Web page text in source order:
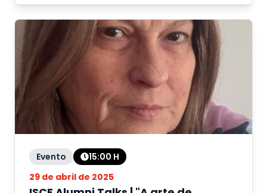
Evento 15:00 H
29 de abril de 2025